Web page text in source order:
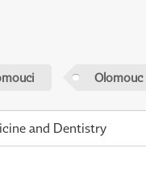
Olomouc
and Dentistry